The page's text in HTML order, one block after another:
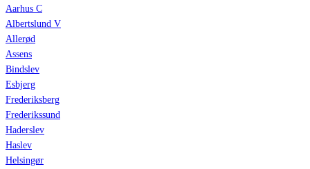
Aarhus C
Albertslund V
Allerød
Assens
Bindslev
Esbjerg
Frederiksberg
Frederikssund
Haderslev
Haslev
Helsingør